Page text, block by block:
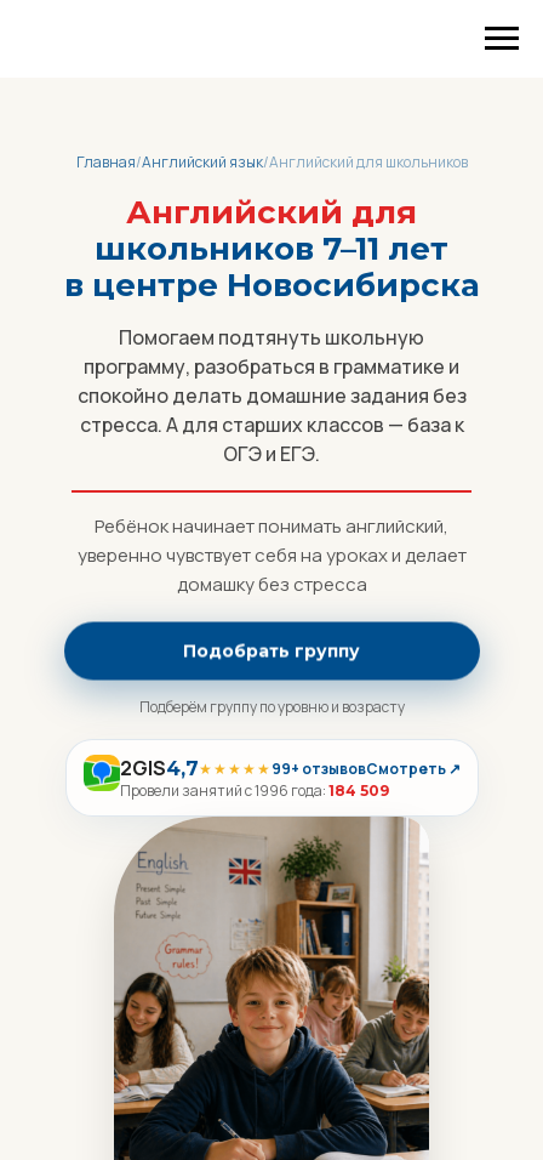
Главная/Английский язык/Английский для школьников
Английский для
школьников 7–11 лет
в центре Новосибирска
Помогаем подтянуть школьную
программу, разобраться в грамматике и
спокойно делать домашние задания без
стресса. А для старших классов — база к
ОГЭ и ЕГЭ.
Ребёнок начинает понимать английский,
уверенно чувствует себя на уроках и делает
домашку без стресса
Подобрать группу
Подберём группу по уровню и возрасту
2GIS4,7★★★★★99+ отзывовСмотреть ↗
Провели занятий с 1996 года: 184 509